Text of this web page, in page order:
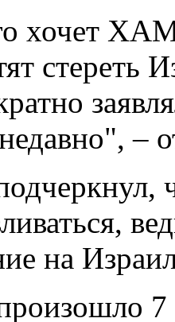
хочет
стереть
–
на
7